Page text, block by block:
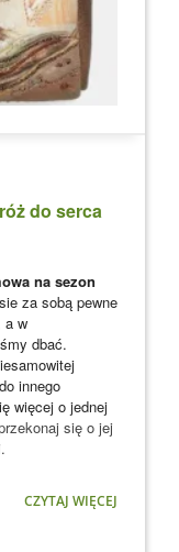
do serca
na sezon
za sobą pewne
a w
dbać.
innego
więcej o jednej
się o jej
CZYTAJ WIĘCEJ